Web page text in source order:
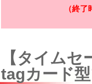
（終
【タイム
tagカード